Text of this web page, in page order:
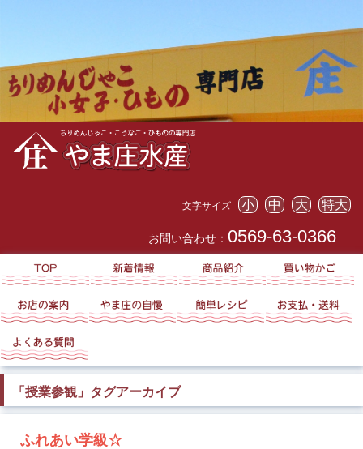
文字サイズ 小 中 大 特大
お問い合わせ： 0569-63-0366
「 授業参観」タグアーカイブ
ふれあい学級☆